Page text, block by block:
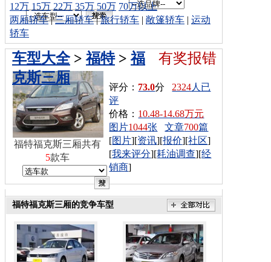
12万 15万 22万 35万 50万 70万以上
两厢轿车|三厢轿车|旅行轿车 | 敞篷轿车 | 运动
轿车
有奖报错
车型大全>福特>福
克斯三厢
评分： 73.0分 2324人已
评
价格： 10.48-14.68万元
图片1044张 文章700篇
[图片][资讯][报价][社区]
[我来评分][耗油调查][经
销商]
福特福克斯三厢共有
5款车
福特福克斯三厢的竞争车型